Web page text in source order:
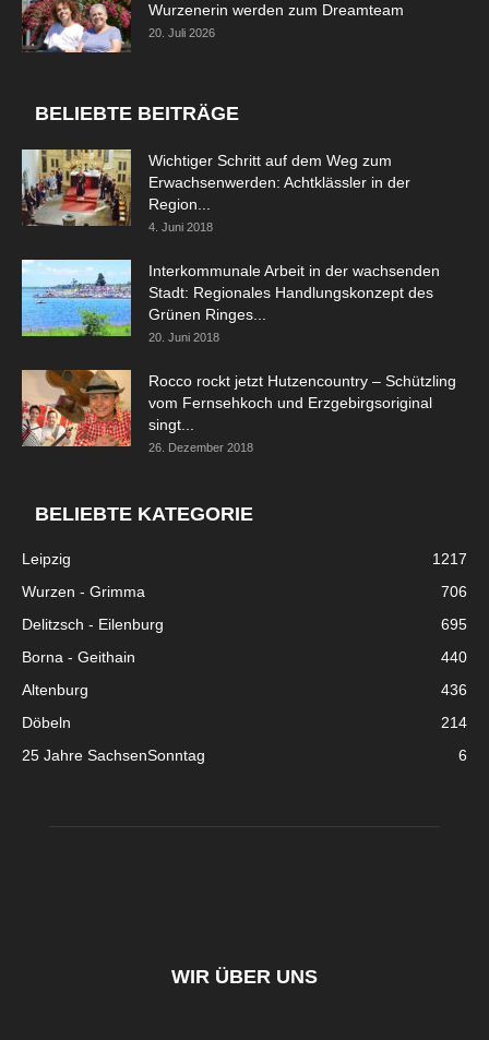
Wurzenerin werden zum Dreamteam
20. Juli 2026
BELIEBTE BEITRÄGE
Wichtiger Schritt auf dem Weg zum
Erwachsenwerden: Achtklässler in der
Region...
4. Juni 2018
Interkommunale Arbeit in der wachsenden
Stadt: Regionales Handlungskonzept des
Grünen Ringes...
20. Juni 2018
Rocco rockt jetzt Hutzencountry – Schützling
vom Fernsehkoch und Erzgebirgsoriginal
singt...
26. Dezember 2018
BELIEBTE KATEGORIE
Leipzig
1217
Wurzen - Grimma
706
Delitzsch - Eilenburg
695
Borna - Geithain
440
Altenburg
436
Döbeln
214
25 Jahre SachsenSonntag
6
WIR ÜBER UNS